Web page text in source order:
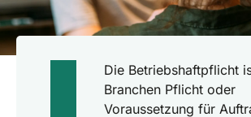
Die Betriebshaftpflicht
Branchen Pflicht oder
Voraussetzung für